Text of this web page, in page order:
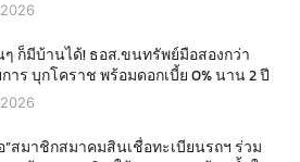
ก็มีบ้านได้! ธอส.ขนทรัพย์มือสองกว่า
การ บุกโคราช พร้อมดอกเบี้ย 0% นาน 2 ปี
”สมาชิกสมาคมสินเชื่อทะเบียนรถฯ ร่วม